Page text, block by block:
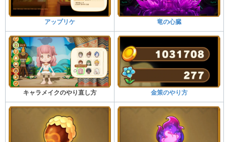
アップリケ 竜の心臓
キャラメイクのやり直し方 金策のやり方